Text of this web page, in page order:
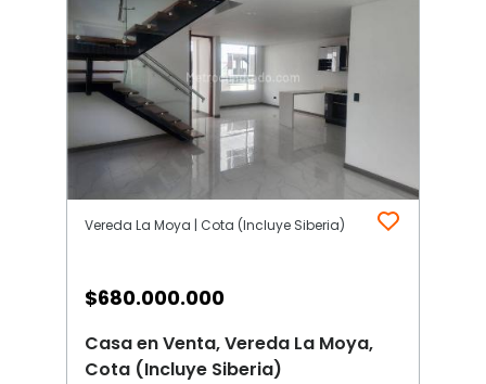
Vereda La Moya | Cota (Incluye Siberia)
$680.000.000
Casa en Venta, Vereda La Moya,
Cota (Incluye Siberia)